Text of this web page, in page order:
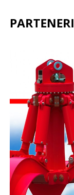
PARTENERI